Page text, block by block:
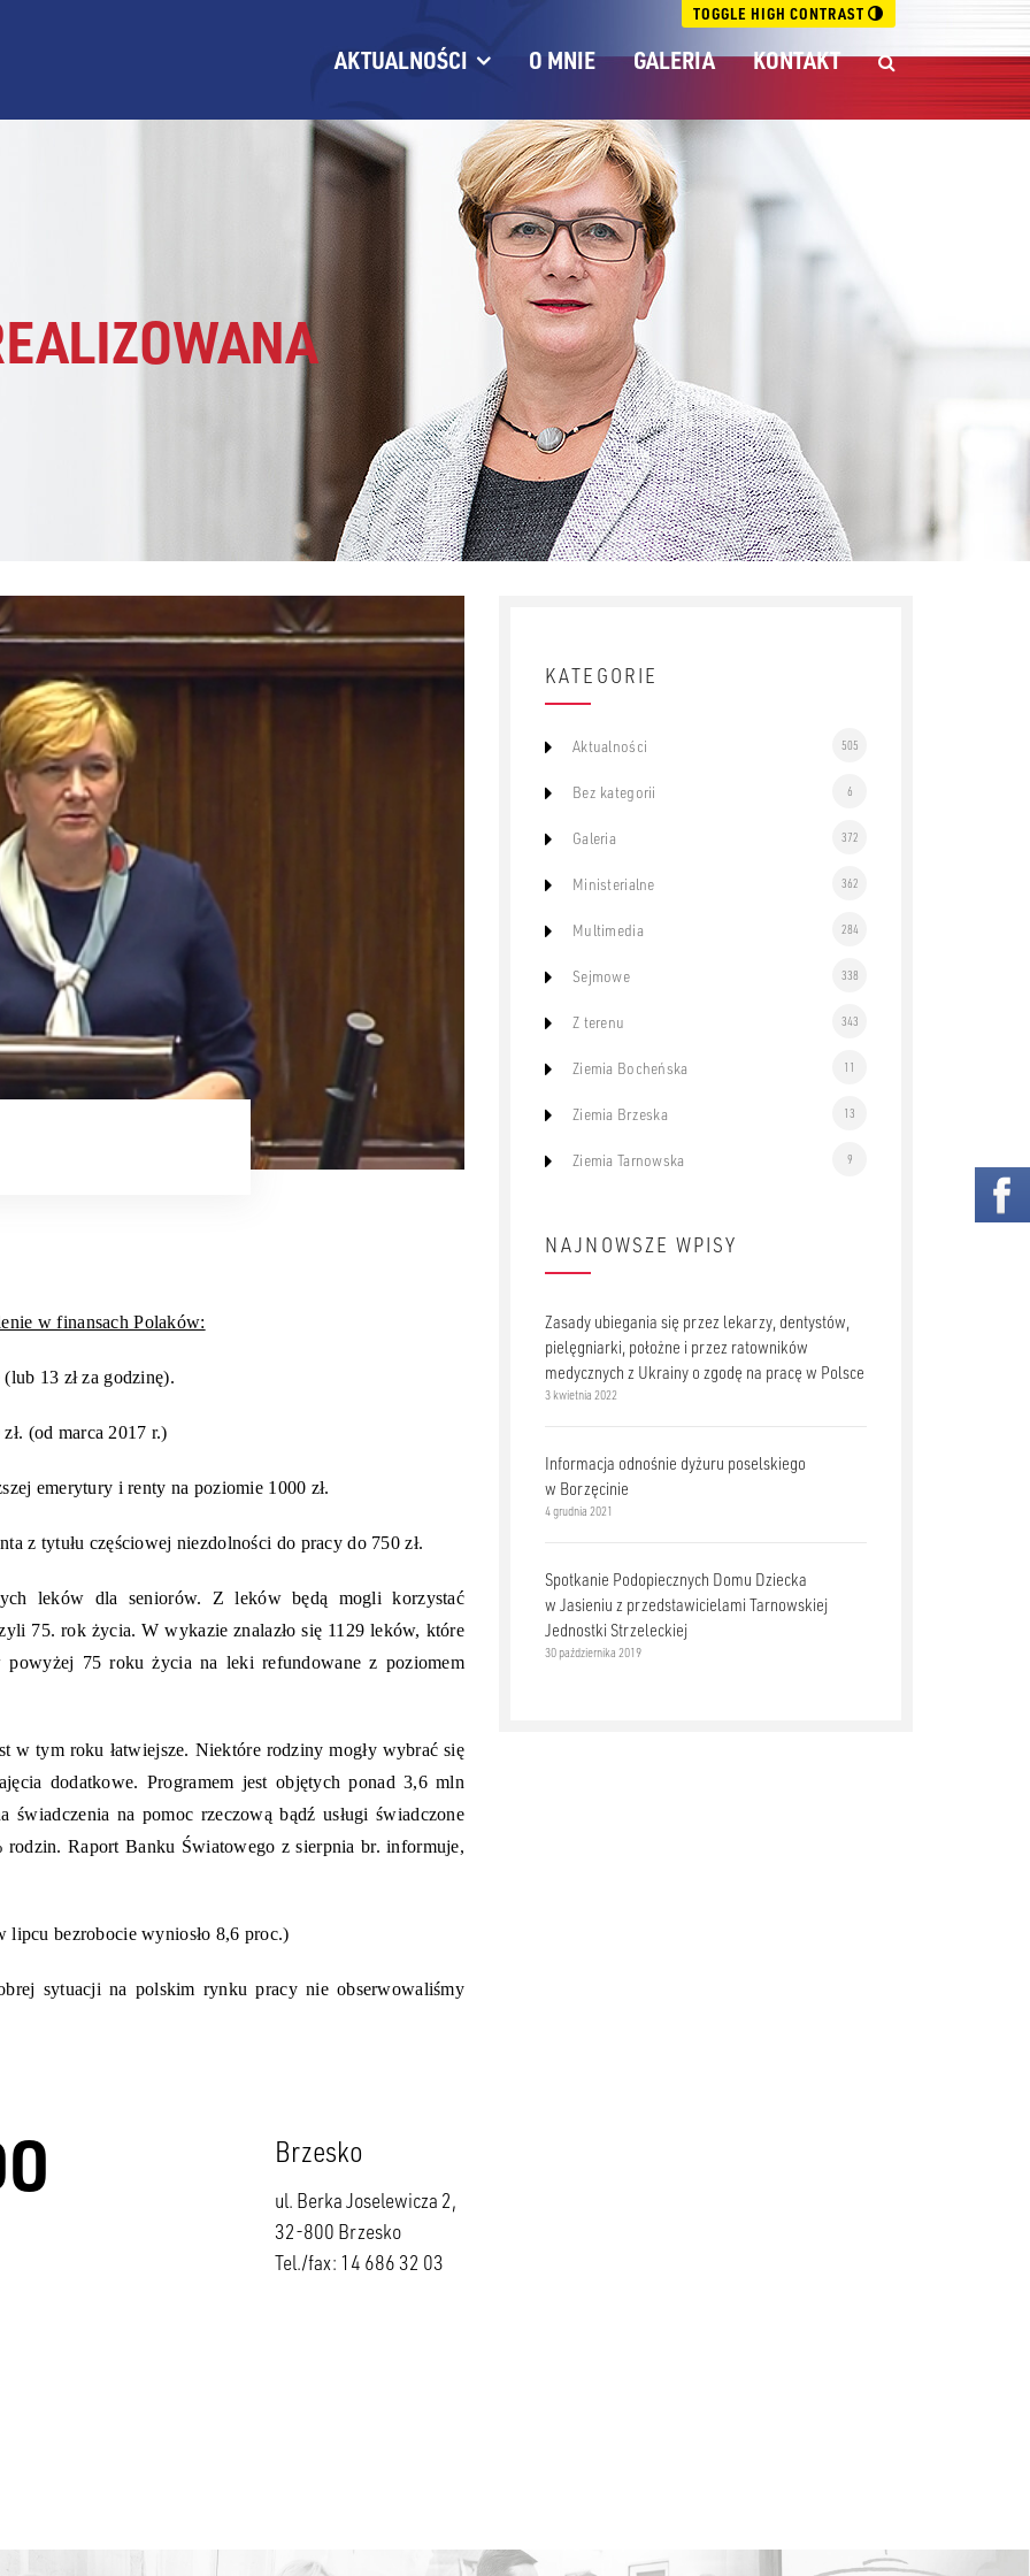
TOGGLE HIGH CONTRAST
AKTUALNOŚCI O MNIE GALERIA KONTAKT
w finansach Polaków:
13 zł za godzinę).
(od marca 2017 r.)
emerytury i renty na poziomie 1000 zł.
z tytułu częściowej niezdolności do pracy do 750 zł.
leków dla seniorów. Z leków będą mogli korzystać
75. rok życia. W wykazie znalazło się 1129 leków, które
powyżej 75 roku życia na leki refundowane z poziomem
tym roku łatwiejsze. Niektóre rodziny mogły wybrać się
dodatkowe. Programem jest objętych ponad 3,6 mln
na pomoc rzeczową bądź usługi świadczone
Raport Banku Światowego z sierpnia br. informuje,
lipcu bezrobocie wyniosło 8,6 proc.)
sytuacji na polskim rynku pracy nie obserwowaliśmy
KATEGORIE
Aktualności 505
Bez kategorii 6
Galeria 372
Ministerialne 362
Multimedia 284
Sejmowe 338
Z terenu 343
Ziemia Bocheńska 11
Ziemia Brzeska 13
Ziemia Tarnowska 9
NAJNOWSZE WPISY
Zasady ubiegania się przez lekarzy, dentystów,
pielęgniarki, położne i przez ratowników
medycznych z Ukrainy o zgodę na pracę w Polsce
3 kwietnia 2022
Informacja odnośnie dyżuru poselskiego
w Borzęcinie
4 grudnia 2021
Spotkanie Podopiecznych Domu Dziecka
w Jasieniu z przedstawicielami Tarnowskiej
Jednostki Strzeleckiej
30 października 2019
Brzesko
ul. Berka Joselewicza 2,
32-800 Brzesko
Tel./fax: 14 686 32 03